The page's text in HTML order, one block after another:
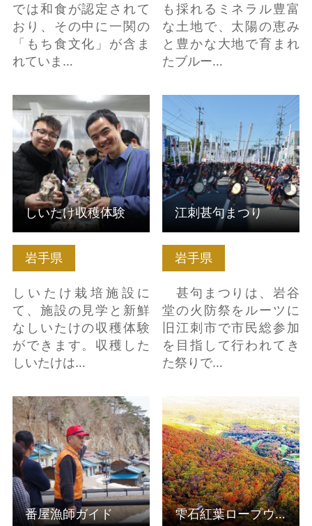
では和食が認定されて
おり、その中に一関の
「もち食文化」が含ま
れていま…
も採れるミネラル豊富
な土地で、太陽の恵み
と豊かな大地で育まれ
たブルー…
岩手県
しいたけ栽培施設に
て、施設の見学と新鮮
なしいたけの収穫体験
ができます。収穫した
しいたけは…
しいたけ収穫体験 の詳
細はこちら
しいたけ収穫体験
岩手県
甚句まつりは、岩谷
堂の火防祭をルーツに
旧江刺市で市民総参加
を目指して行われてき
た祭りで…
江刺甚句まつり の詳細
はこちら
江刺甚句まつり
番屋漁師ガイド の詳細
はこちら
番屋漁師ガイド
雫石紅葉ロープウェー
＆オータムウォーク＆
ドッグラン の詳細はこ
ちら
雫石紅葉ロープウェー＆オータムウォーク＆ドッグラン